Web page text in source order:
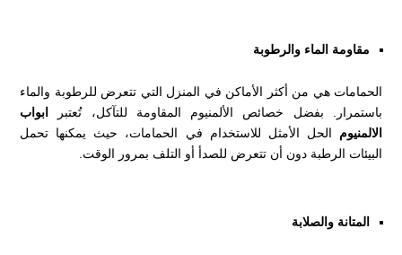
مقاومة الماء والرطوبة
الحمامات هي من أكثر الأماكن في المنزل التي تتعرض للرطوبة والماء
باستمرار. بفضل خصائص الألمنيوم المقاومة للتآكل، تُعتبر ابواب
الالمنيوم الحل الأمثل للاستخدام في الحمامات، حيث يمكنها تحمل
البيئات الرطبة دون أن تتعرض للصدأ أو التلف بمرور الوقت.
المتانة والصلابة